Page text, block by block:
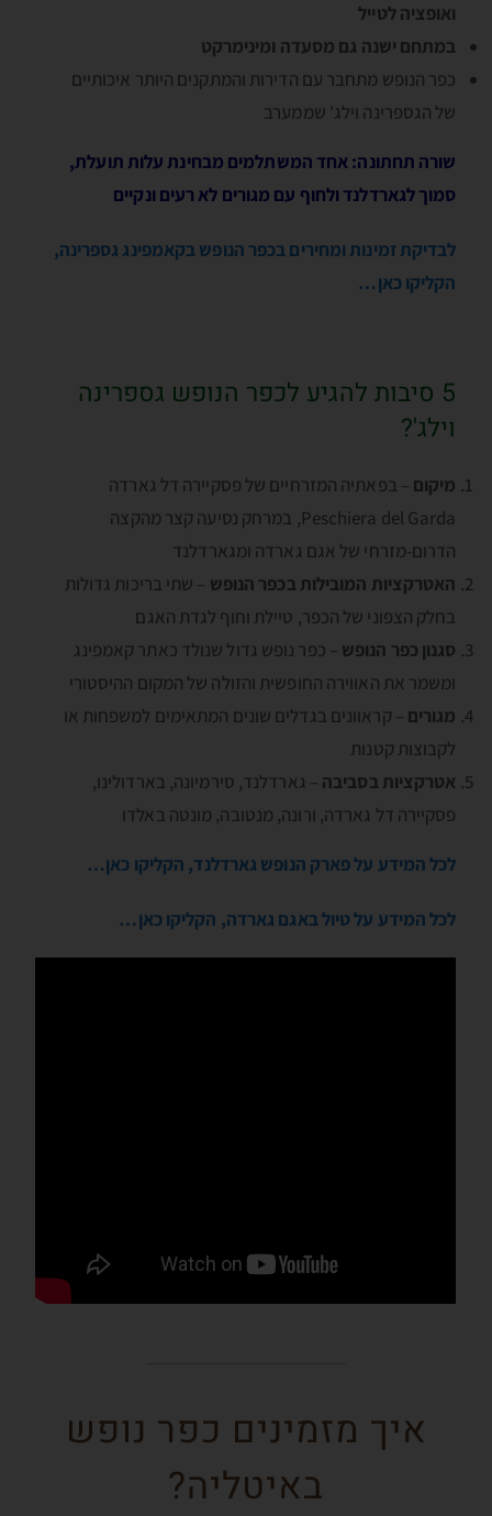
ואופציה לטייל
במתחם ישנה גם מסעדה ומינימרקט
כפר הנופש מתחבר עם הדירות והמתקנים היותר איכותיים
של הגספרינה וילג' שממערב
שורה תחתונה: אחד המשתלמים מבחינת עלות תועלת,
סמוך לגארדלנד ולחוף עם מגורים לא רעים ונקיים
לבדיקת זמינות ומחירים בכפר הנופש בקאמפינג גספרינה,
הקליקו כאן…
5 סיבות להגיע לכפר הנופש גספרינה
וילג'?
מיקום – בפאתיה המזרחיים של פסקיירה דל גארדה
Peschiera del Garda, במרחק נסיעה קצר מהקצה
הדרום-מזרחי של אגם גארדה ומגארדלנד
האטרקציות המובילות בכפר הנופש – שתי בריכות גדולות
בחלק הצפוני של הכפר, טיילת וחוף לגדת האגם
סגנון כפר הנופש – כפר נופש גדול שנולד כאתר קאמפינג
ומשמר את האווירה החופשית והזולה של המקום ההיסטורי
מגורים – קראוונים בגדלים שונים המתאימים למשפחות או
לקבוצות קטנות
אטרקציות בסביבה – גארדלנד, סירמיונה, בארדולינו,
פסקיירה דל גארדה, ורונה, מנטובה, מונטה באלדו
לכל המידע על פארק הנופש גארדלנד, הקליקו כאן…
לכל המידע על טיול באגם גארדה, הקליקו כאן…
איך מזמינים כפר נופש
באיטליה?